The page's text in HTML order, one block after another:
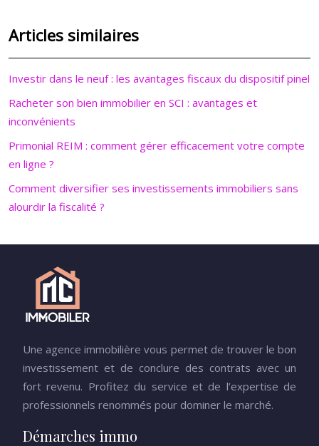
Articles similaires
Investir dans le neuf : les avantages fiscaux du dispositif pinel
Racheter son bien immobilier en SCI : avantages et
inconvénients
Primonial REIM : comment gérer efficacement votre compte
en ligne ?
Comment diversifier ses investissements immobiliers sans
alourdir la fiscalité ?
Une agence immobilière vous permet de trouver le bon
investissement et de conclure des contrats avec un
fort revenu. Profitez du service et de l’expertise de
professionnels renommés pour dominer le marché.
Démarches immo